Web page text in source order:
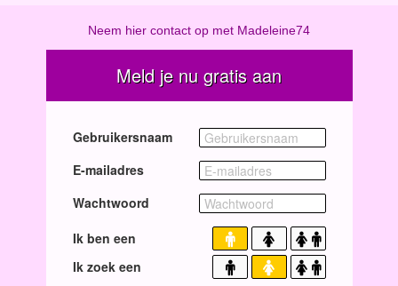
Neem hier contact op met Madeleine74